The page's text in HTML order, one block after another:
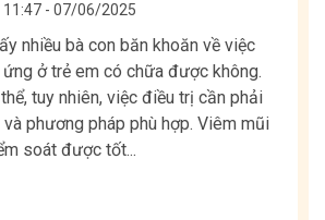
11:47 - 07/06/2025
nhiều bà con băn khoăn về việc
ở trẻ em có chữa được không.
tuy nhiên, việc điều trị cần phải
phương pháp phù hợp. Viêm mũi
soát được tốt...